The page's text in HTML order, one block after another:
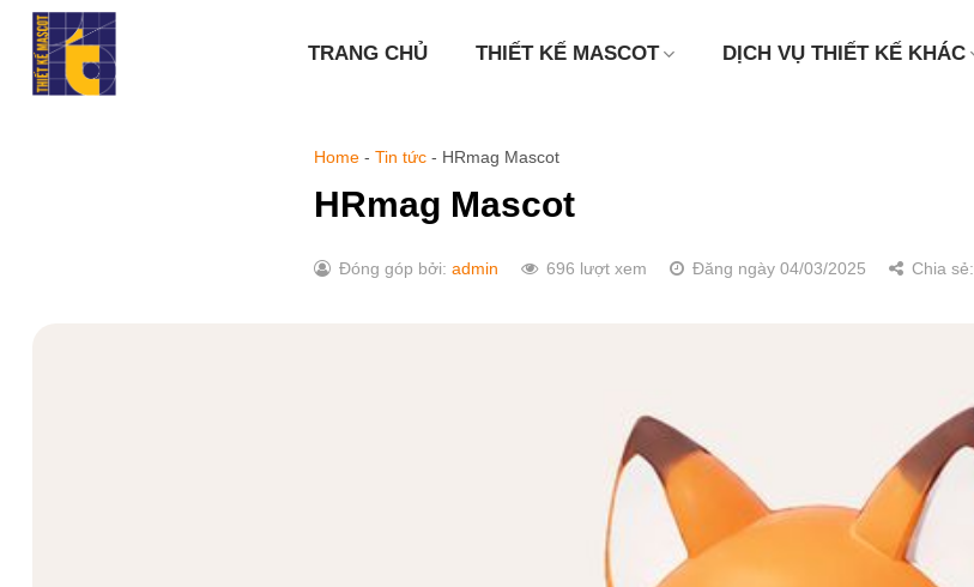
Chuyển
TRANG CHỦ THIẾT KẾ MASCOT DỊCH VỤ THIẾT KẾ KHÁC
Home - Tin tức - HRmag Mascot
HRmag Mascot
Đóng góp bởi: admin 696 lượt xem Đăng ngày 04/03/2025 Chia sẻ: